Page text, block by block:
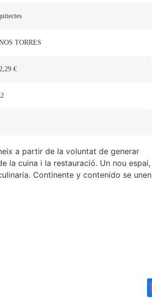
TORRES
€
a partir de la voluntat de generar
la cuina i la restauració. Un nou espai,
Continente y contenido se unen